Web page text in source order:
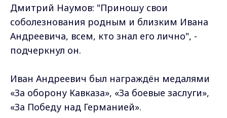
Дмитрий Наумов: "Приношу свои
соболезнования родным и близким Ивана
Андреевича, всем, кто знал его лично", -
подчеркнул он.
Иван Андреевич был награждён медалями
«За оборону Кавказа», «За боевые заслуги»,
«За Победу над Германией».